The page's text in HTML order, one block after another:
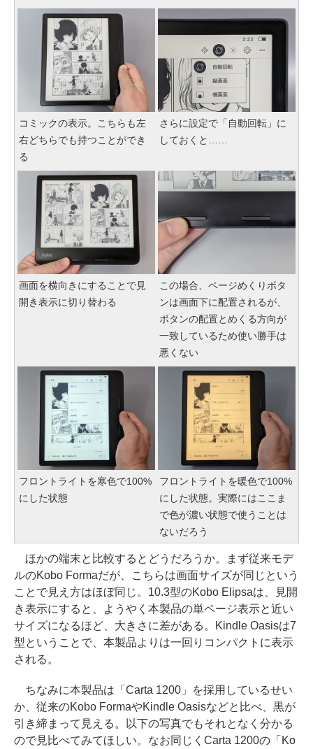
コミックの表示。こちらも左
右どちらでも持つことができ
る
さらに設定で「自動回転」に
しておくと……
画面を横向きにすることで見
開き表示に切り替わる
この場合、ページめくりボタ
ンは画面下に配置されるが、
ボタンの配置とめくる方向が
一致しているため使い勝手は
悪くない
フロントライトを寒色で100%
にした状態
フロントライトを暖色で100%
にした状態。実際にはここま
で色が濃い状態で使うことは
ないだろう
ほかの端末と比較するとどうだろうか。まず従来モデ
ルのKobo Formaだが、こちらは画面サイズが同じという
ことで見え方はほぼ同じ。10.3型のKobo Elipsaは、見開
き表示にすると、ようやく本製品の単ページ表示と近い
サイズになるほど、大きさに差がある。Kindle Oasisは7
型ということで、本製品よりは一回りコンパクトに表示
される。
ちなみに本製品は「Carta 1200」を採用しているせい
か、従来のKobo FormaやKindle Oasisなどと比べ、黒が
引き締まって見える。以下の写真でもそれとなく分かる
ので見比べてみてほしい。なお同じくCarta 1200の「Ko